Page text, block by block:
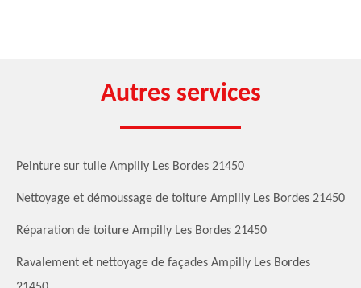
Autres services
Peinture sur tuile Ampilly Les Bordes 21450
Nettoyage et démoussage de toiture Ampilly Les Bordes 21450
Réparation de toiture Ampilly Les Bordes 21450
Ravalement et nettoyage de façades Ampilly Les Bordes